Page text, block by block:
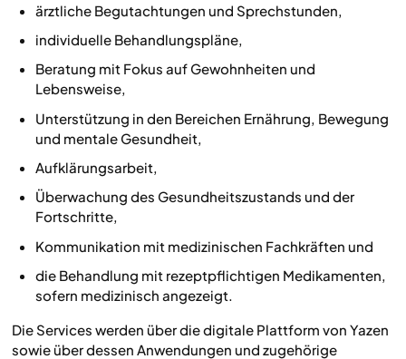
ärztliche Begutachtungen und Sprechstunden,
individuelle Behandlungspläne,
Beratung mit Fokus auf Gewohnheiten und
Lebensweise,
Unterstützung in den Bereichen Ernährung, Bewegung
und mentale Gesundheit,
Aufklärungsarbeit,
Überwachung des Gesundheitszustands und der
Fortschritte,
Kommunikation mit medizinischen Fachkräften und
die Behandlung mit rezeptpflichtigen Medikamenten,
sofern medizinisch angezeigt.
Die Services werden über die digitale Plattform von Yazen
sowie über dessen Anwendungen und zugehörige